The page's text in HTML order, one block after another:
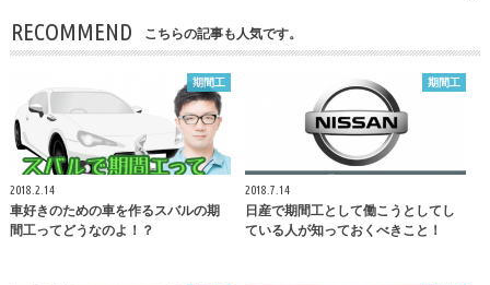
RECOMMEND こちらの記事も人気です。
期間工
2018.2.14
車好きのための車を作るスバルの期
間工ってどうなのよ！？
期間工
2018.7.14
日産で期間工として働こうとしてし
ている人が知っておくべきこと！